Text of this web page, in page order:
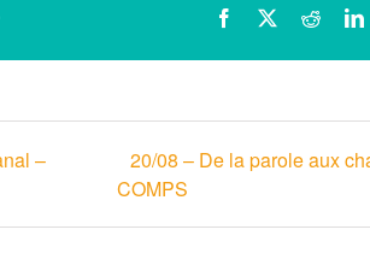
Facebook Reddit
–
20/08 – De la parole aux
COMPS